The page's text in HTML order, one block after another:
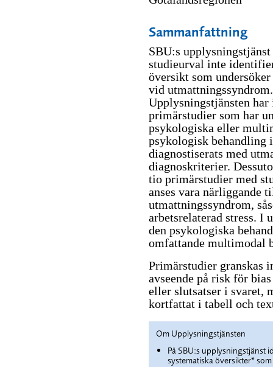
Sammanfattning
SBU:s
studieurval inte
översikt som
vid utmattningssyndrom.
Upplysningstjänsten
primärstudier som har
psykologiska eller
psykologisk behandling
diagnostiserats med
diagnoskriterier.
tio primärstudier med
anses vara närliggande
utmattningssyndrom,
arbetsrelaterad stress. I
den psykologiska
omfattande multimodal
Primärstudier granskas
avseende på risk för
eller slutsatser i svaret,
kortfattat i tabell och
Om Upplysningstjänsten
På SBU:s upplysningstjänst
systematiska översikter*